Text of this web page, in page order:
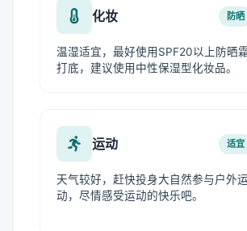
化妆 防晒
温湿适宜，最好使用SPF20以上防晒
打底，建议使用中性保湿型化妆品。
运动 适宜
天气较好，赶快投身大自然参与户外运
动，尽情感受运动的快乐吧。